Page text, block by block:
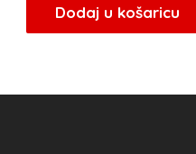
Dodaj u košaricu